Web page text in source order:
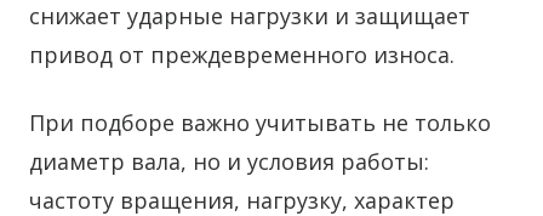
снижает ударные нагрузки и защищает
привод от преждевременного износа.
При подборе важно учитывать не только
диаметр вала, но и условия работы:
частоту вращения, нагрузку, характер